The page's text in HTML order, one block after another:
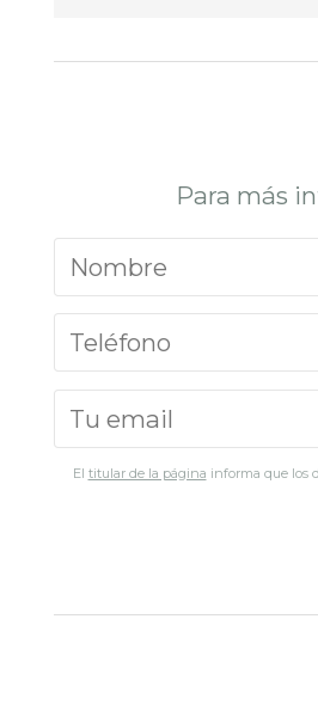
Para más
El titular de la página informa que los